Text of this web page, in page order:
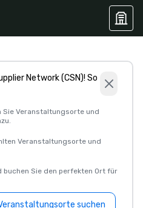
Network (CSN)! So
Sie Veranstaltungsorte und
Veranstaltungsorte und
buchen Sie den perfekten Ort für
suchen